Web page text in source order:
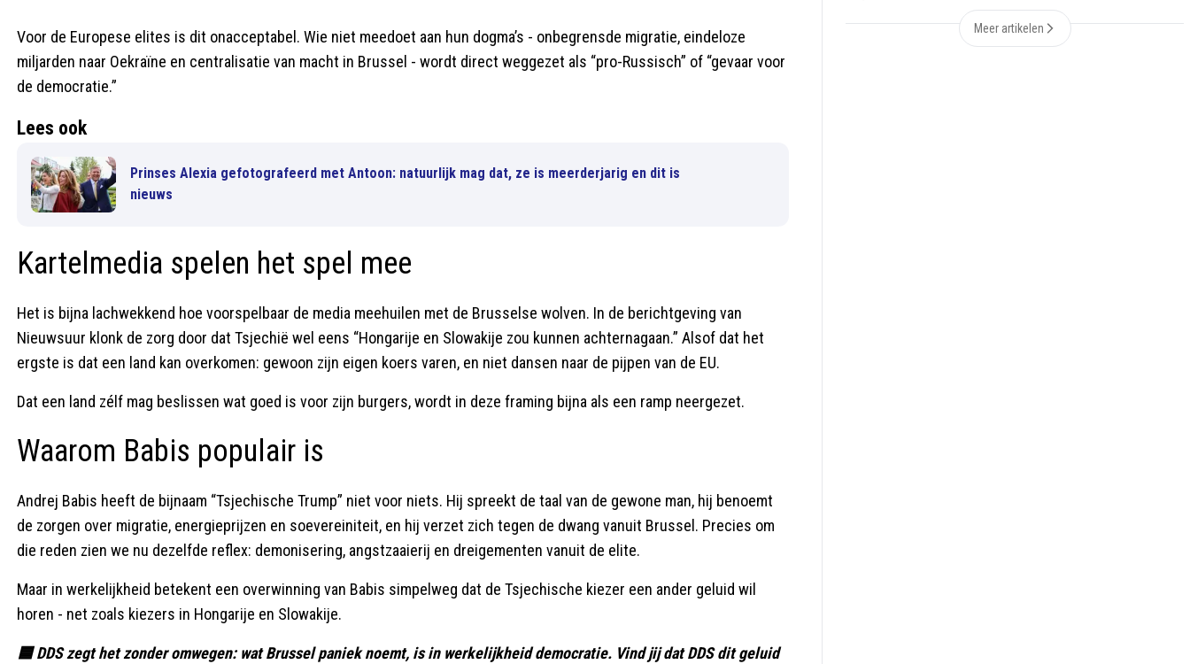
Voor de Europese elites is dit onacceptabel. Wie niet meedoet aan hun dogma’s - onbegrensde migratie, eindeloze
miljarden naar Oekraïne en centralisatie van macht in Brussel - wordt direct weggezet als “pro-Russisch” of “gevaar voor
de democratie.”
Lees ook
Prinses Alexia gefotografeerd met Antoon: natuurlijk mag dat, ze is meerderjarig en dit is
nieuws
Kartelmedia spelen het spel mee
Het is bijna lachwekkend hoe voorspelbaar de media meehuilen met de Brusselse wolven. In de berichtgeving van
Nieuwsuur klonk de zorg door dat Tsjechië wel eens “Hongarije en Slowakije zou kunnen achternagaan.” Alsof dat het
ergste is dat een land kan overkomen: gewoon zijn eigen koers varen, en niet dansen naar de pijpen van de EU.
Dat een land zélf mag beslissen wat goed is voor zijn burgers, wordt in deze framing bijna als een ramp neergezet.
Waarom Babis populair is
Andrej Babis heeft de bijnaam “Tsjechische Trump” niet voor niets. Hij spreekt de taal van de gewone man, hij benoemt
de zorgen over migratie, energieprijzen en soevereiniteit, en hij verzet zich tegen de dwang vanuit Brussel. Precies om
die reden zien we nu dezelfde reflex: demonisering, angstzaaierij en dreigementen vanuit de elite.
Maar in werkelijkheid betekent een overwinning van Babis simpelweg dat de Tsjechische kiezer een ander geluid wil
horen - net zoals kiezers in Hongarije en Slowakije.
🟦 DDS zegt het zonder omwegen: wat Brussel paniek noemt, is in werkelijkheid democratie. Vind jij dat DDS dit geluid
Meer artikelen